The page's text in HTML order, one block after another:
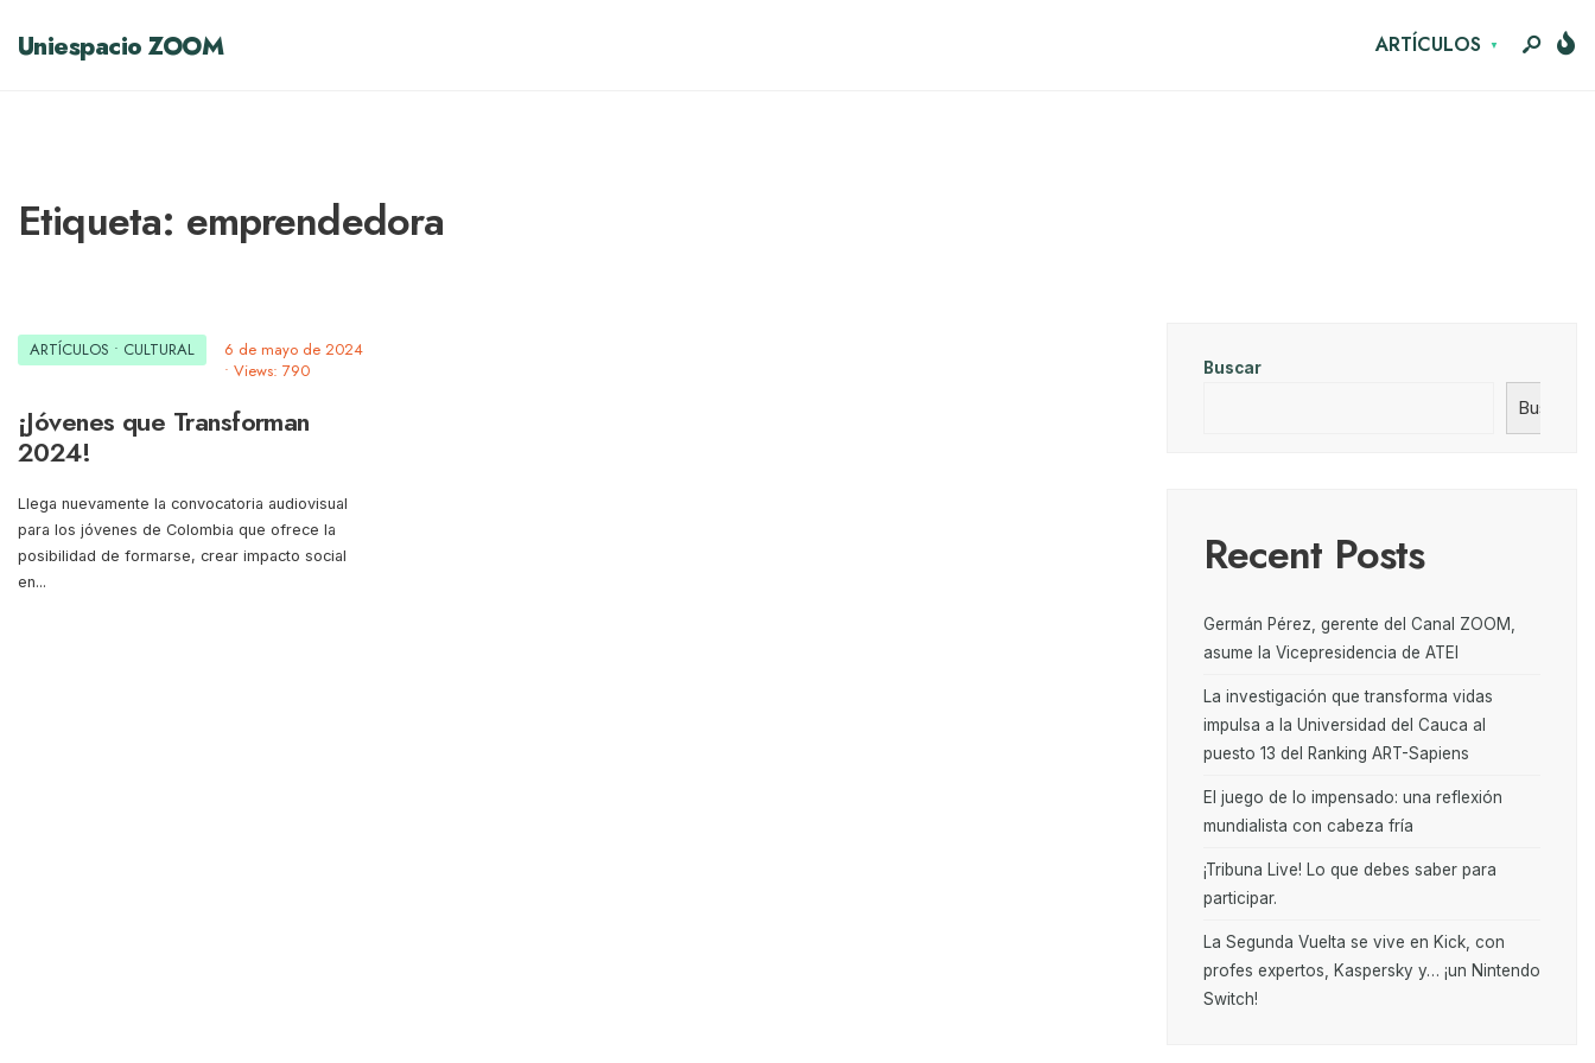
Uniespacio ZOOM ARTÍCULOS
Etiqueta: emprendedora
ARTÍCULOS • CULTURAL
6 de mayo de 2024
• Views: 790
¡Jóvenes que Transforman
2024!
Llega nuevamente la convocatoria audiovisual
para los jóvenes de Colombia que ofrece la
posibilidad de formarse, crear impacto social
en...
Buscar
Buscar
Recent Posts
Germán Pérez, gerente del Canal ZOOM,
asume la Vicepresidencia de ATEI
La investigación que transforma vidas
impulsa a la Universidad del Cauca al
puesto 13 del Ranking ART-Sapiens
El juego de lo impensado: una reflexión
mundialista con cabeza fría
¡Tribuna Live! Lo que debes saber para
participar.
La Segunda Vuelta se vive en Kick, con
profes expertos, Kaspersky y… ¡un Nintendo
Switch!